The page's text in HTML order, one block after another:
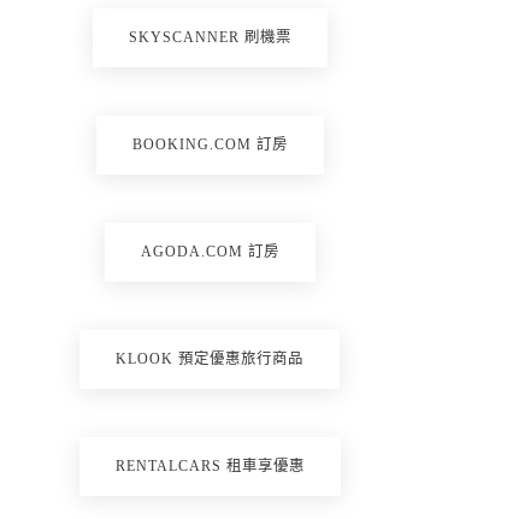
SKYSCANNER 刷機票
BOOKING.COM 訂房
AGODA.COM 訂房
KLOOK 預定優惠旅行商品
RENTALCARS 租車享優惠